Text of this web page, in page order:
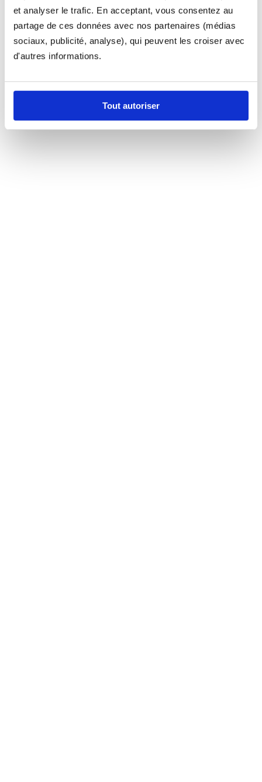
et analyser le trafic. En acceptant, vous consentez au
partage de ces données avec nos partenaires (médias
sociaux, publicité, analyse), qui peuvent les croiser avec
d'autres informations.
Tout autoriser